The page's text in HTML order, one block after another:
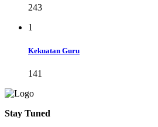
243
1
Kekuatan Guru
141
Stay Tuned